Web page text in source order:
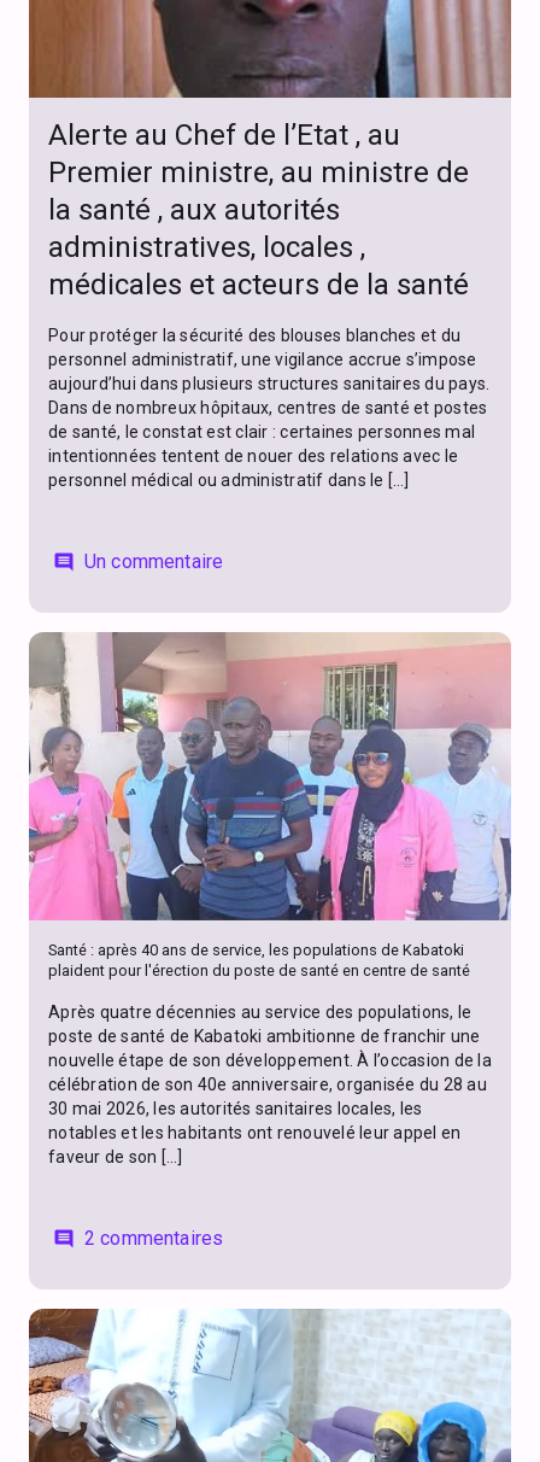
Alerte au Chef de l’Etat , au
Premier ministre, au ministre de
la santé , aux autorités
administratives, locales ,
médicales et acteurs de la santé
Pour protéger la sécurité des blouses blanches et du
personnel administratif, une vigilance accrue s’impose
aujourd’hui dans plusieurs structures sanitaires du pays.
Dans de nombreux hôpitaux, centres de santé et postes
de santé, le constat est clair : certaines personnes mal
intentionnées tentent de nouer des relations avec le
personnel médical ou administratif dans le […]
comment Un commentaire
Santé : après 40 ans de service, les populations de Kabatoki
plaident pour l'érection du poste de santé en centre de santé
Après quatre décennies au service des populations, le
poste de santé de Kabatoki ambitionne de franchir une
nouvelle étape de son développement. À l’occasion de la
célébration de son 40e anniversaire, organisée du 28 au
30 mai 2026, les autorités sanitaires locales, les
notables et les habitants ont renouvelé leur appel en
faveur de son […]
comment 2 commentaires